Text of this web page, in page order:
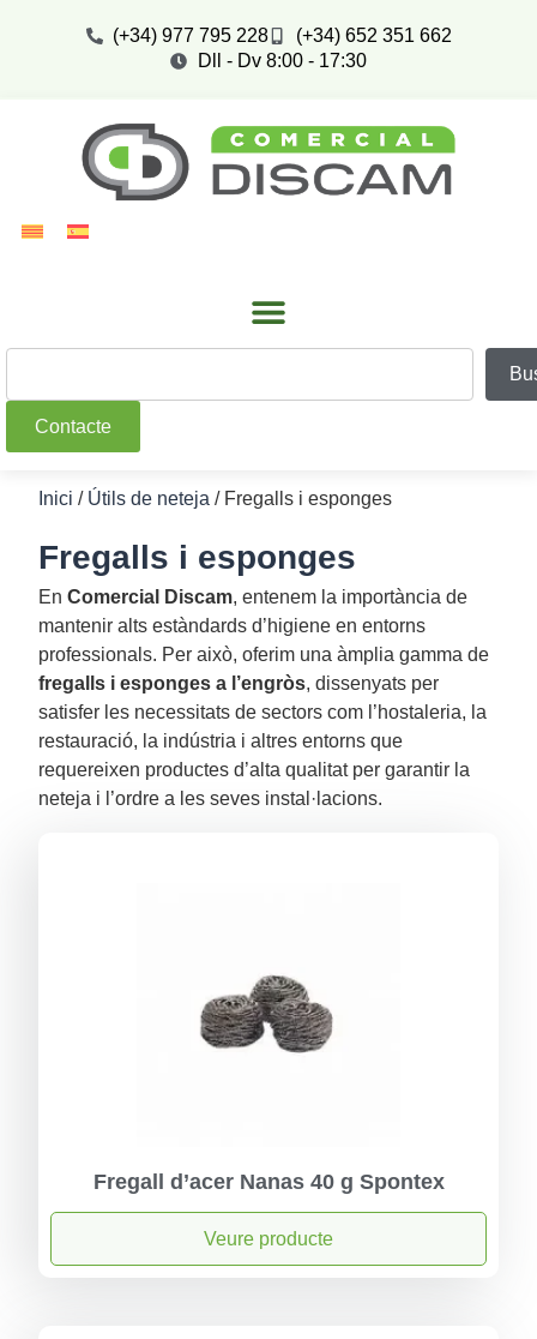
(+34) 977 795 228
(+34) 652 351 662
Dll - Dv 8:00 - 17:30
Contacte
Inici / Útils de neteja / Fregalls i esponges
Fregalls i esponges
EnComercial Discam, entenem la importància de
mantenir alts estàndards d’higiene en entorns
professionals. Per això, oferim una àmplia gamma de
fregalls i esponges a l’engròs, dissenyats per
satisfer les necessitats de sectors com l’hostaleria, la
restauració, la indústria i altres entorns que
requereixen productes d’alta qualitat per garantir la
neteja i l’ordre a les seves instal·lacions.
Fregall d’acer Nanas 40 g Spontex
Veure producte